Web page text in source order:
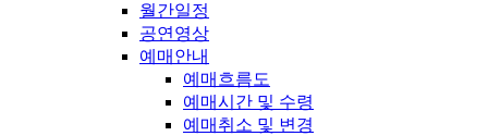
월간일정
공연영상
예매안내
예매흐름도
예매시간 및 수령
예매취소 및 변경